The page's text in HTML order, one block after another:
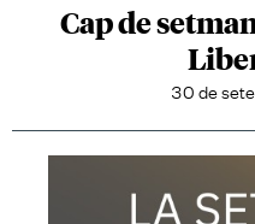
Cap de
30 de